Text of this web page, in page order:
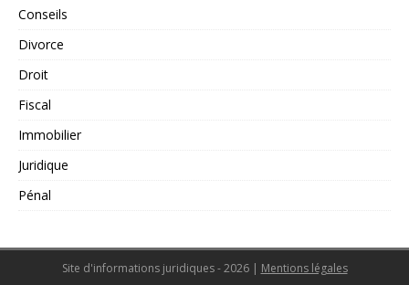
Conseils
Divorce
Droit
Fiscal
Immobilier
Juridique
Pénal
Site d'informations juridiques - 2026 | Mentions légales